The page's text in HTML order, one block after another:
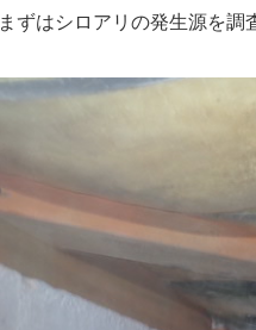
まずはシロアリの発生源を調